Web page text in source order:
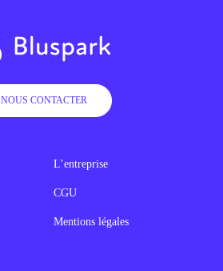
NOUS CONTACTER
L’entreprise
CGU
Mentions légales